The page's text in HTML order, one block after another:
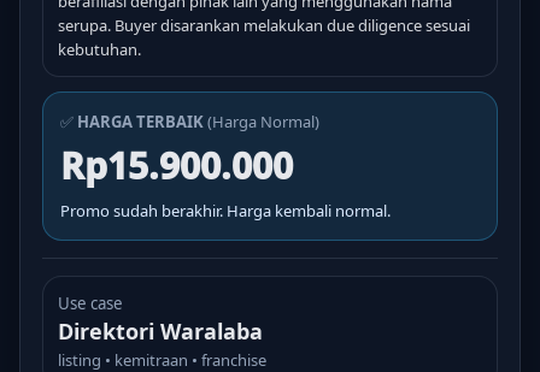
serupa. Buyer disarankan melakukan due diligence sesuai
kebutuhan.
✅ HARGA TERBAIK(Harga Normal)
Rp15.900.000
Promo sudah berakhir. Harga kembali normal.
Use case
Direktori Waralaba
listing • kemitraan • franchise